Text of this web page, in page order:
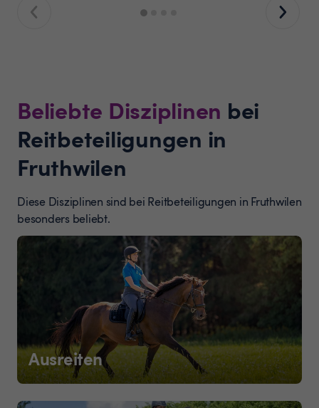
Beliebte Disziplinen bei
Reitbeteiligungen in
Fruthwilen
Diese Disziplinen sind bei Reitbeteiligungen in Fruthwilen
besonders beliebt.
Ausreiten